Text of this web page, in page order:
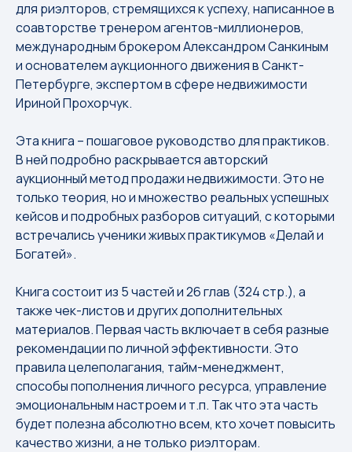
для риэлторов, стремящихся к успеху, написанное в
соавторстве тренером агентов-миллионеров,
международным брокером Александром Санкиным
и основателем аукционного движения в Санкт-
Петербурге, экспертом в сфере недвижимости
Ириной Прохорчук.
Эта книга – пошаговое руководство для практиков.
В ней подробно раскрывается авторский
аукционный метод продажи недвижимости. Это не
только теория, но и множество реальных успешных
кейсов и подробных разборов ситуаций, с которыми
встречались ученики живых практикумов «Делай и
Богатей».
Книга состоит из 5 частей и 26 глав (324 стр.), а
также чек-листов и других дополнительных
материалов. Первая часть включает в себя разные
рекомендации по личной эффективности. Это
правила целеполагания, тайм-менеджмент,
способы пополнения личного ресурса, управление
эмоциональным настроем и т.п. Так что эта часть
будет полезна абсолютно всем, кто хочет повысить
качество жизни, а не только риэлторам.